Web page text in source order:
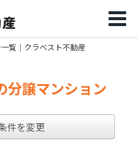
覧｜クラベスト不動産
分譲マンション
件を変更